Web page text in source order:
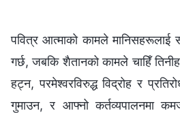
पवित्र आत्माको कामले मानिसहरूलाई
गर्छ, जबकि शैतानको कामले चाहिँ
हट्न, परमेश्‍वरविरुद्ध विद्रोह र
गुमाउन, र आफ्नो कर्तव्यपालनमा